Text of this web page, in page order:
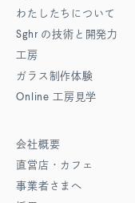
わたしたちについて
Sghr の技術と開発力
工房
ガラス制作体験
Online 工房見学
会社概要
直営店・カフェ
事業者さまへ